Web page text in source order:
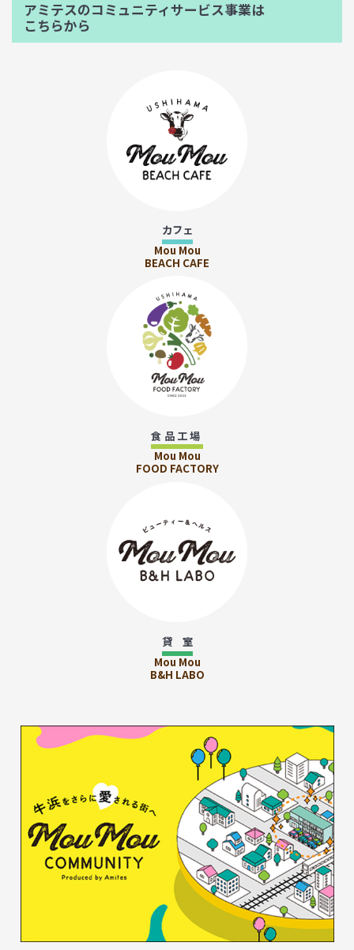
アミテスのコミュニティサービス事業は
こちらから
カフェ
Mou Mou
BEACH CAFE
食品工場
Mou Mou
FOOD FACTORY
貸 室
Mou Mou
B&H LABO